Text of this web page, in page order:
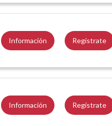
Información Regístrate
Información Regístrate